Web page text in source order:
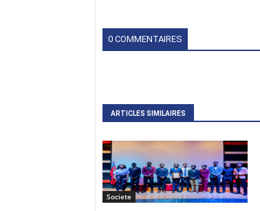
0 COMMENTAIRES
ARTICLES SIMILAIRES
Societe